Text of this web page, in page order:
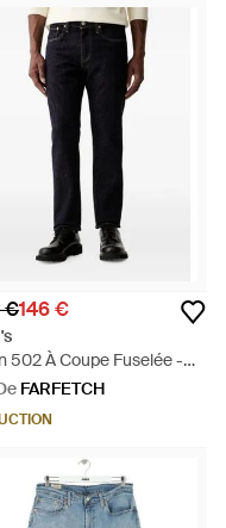
€146 €
502 À Coupe Fuselée -
FARFETCH